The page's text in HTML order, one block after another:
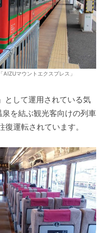
マウントエクスプレス」
として運用されている気
を結ぶ観光客向けの列車
運転されています。